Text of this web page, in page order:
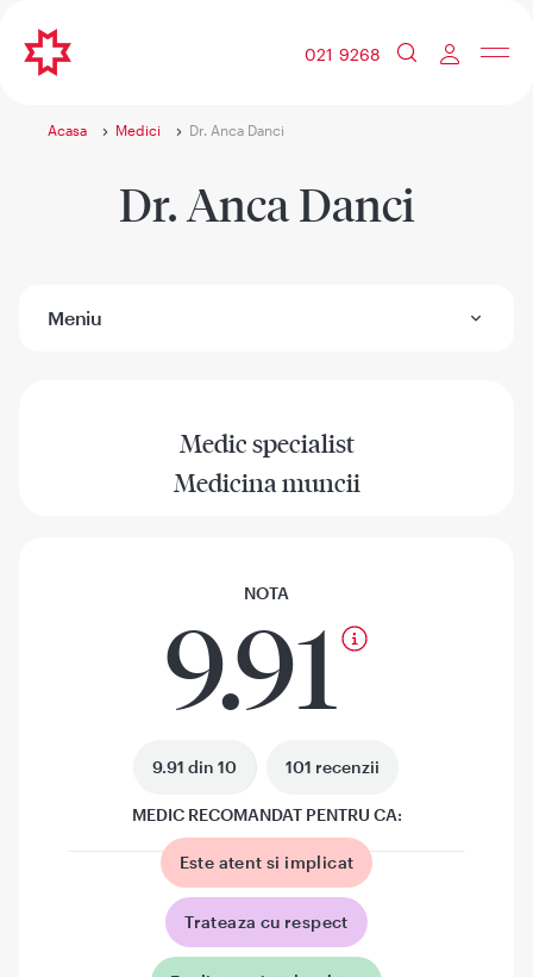
021 9268
Acasa Medici Dr. Anca Danci
Dr. Anca Danci
Meniu
Medic specialist
Medicina muncii
NOTA
9.91
9.91 din 10 101 recenzii
MEDIC RECOMANDAT PENTRU CA:
Este atent si implicat
Trateaza cu respect